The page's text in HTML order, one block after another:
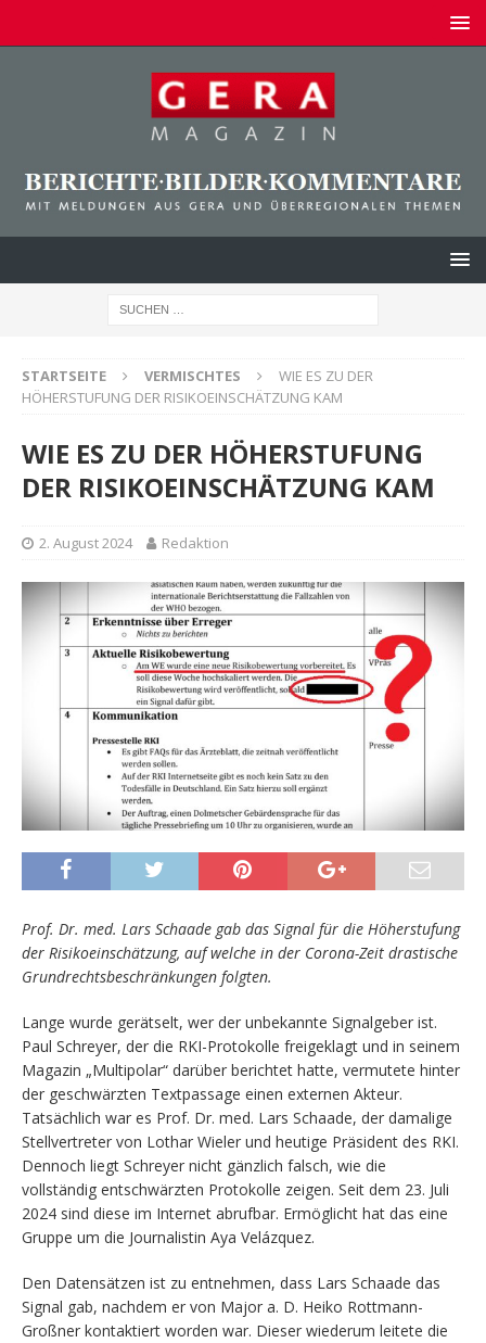
STARTSEITE VERMISCHTES
WIE ES ZU DER
HÖHERSTUFUNG DER RISIKOEINSCHÄTZUNG KAM
WIE ES ZU DER HÖHERSTUFUNG
DER RISIKOEINSCHÄTZUNG KAM
2. August 2024 Redaktion
Prof. Dr. med. Lars Schaade gab das Signal für die Höherstufung
der Risikoeinschätzung, auf welche in der Corona-Zeit drastische
Grundrechtsbeschränkungen folgten.
Lange wurde gerätselt, wer der unbekannte Signalgeber ist.
Paul Schreyer, der die RKI-Protokolle freigeklagt und in seinem
Magazin „Multipolar“ darüber berichtet hatte, vermutete hinter
der geschwärzten Textpassage einen externen Akteur.
Tatsächlich war es Prof. Dr. med. Lars Schaade, der damalige
Stellvertreter von Lothar Wieler und heutige Präsident des RKI.
Dennoch liegt Schreyer nicht gänzlich falsch, wie die
vollständig entschwärzten Protokolle zeigen. Seit dem 23. Juli
2024 sind diese im Internet abrufbar. Ermöglicht hat das eine
Gruppe um die Journalistin Aya Velázquez.
Den Datensätzen ist zu entnehmen, dass Lars Schaade das
Signal gab, nachdem er von Major a. D. Heiko Rottmann-
Großner kontaktiert worden war. Dieser wiederum leitete die